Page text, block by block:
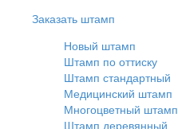
Заказать штамп
Новый штамп
Штамп по оттиску
Штамп стандартный
Медицинский штамп
Многоцветный штамп
Штамп деревянный